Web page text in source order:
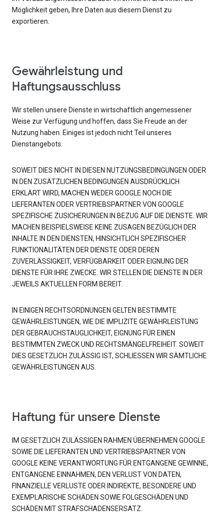
Möglichkeit geben, Ihre Daten aus diesem Dienst zu
exportieren.
Gewährleistung und
Haftungsausschluss
Wir stellen unsere Dienste in wirtschaftlich angemessener
Weise zur Verfügung und hoffen, dass Sie Freude an der
Nutzung haben. Einiges ist jedoch nicht Teil unseres
Dienstangebots.
SOWEIT DIES NICHT IN DIESEN NUTZUNGSBEDINGUNGEN ODER
IN DEN ZUSÄTZLICHEN BEDINGUNGEN AUSDRÜCKLICH
ERKLÄRT WIRD, MACHEN WEDER GOOGLE NOCH DIE
LIEFERANTEN ODER VERTRIEBSPARTNER VON GOOGLE
SPEZIFISCHE ZUSICHERUNGEN IN BEZUG AUF DIE DIENSTE. WIR
MACHEN BEISPIELSWEISE KEINE ZUSAGEN BEZÜGLICH DER
INHALTE IN DEN DIENSTEN, HINSICHTLICH SPEZIFISCHER
FUNKTIONALITÄTEN DER DIENSTE ODER DEREN
ZUVERLÄSSIGKEIT, VERFÜGBARKEIT ODER EIGNUNG DER
DIENSTE FÜR IHRE ZWECKE. WIR STELLEN DIE DIENSTE IN DER
JEWEILS AKTUELLEN FORM BEREIT.
IN EINIGEN RECHTSORDNUNGEN GELTEN BESTIMMTE
GEWÄHRLEISTUNGEN, WIE DIE IMPLIZITE GEWÄHRLEISTUNG
DER GEBRAUCHSTAUGLICHKEIT, EIGNUNG FÜR EINEN
BESTIMMTEN ZWECK UND RECHTSMÄNGELFREIHEIT. SOWEIT
DIES GESETZLICH ZULÄSSIG IST, SCHLIESSEN WIR SÄMTLICHE
GEWÄHRLEISTUNGEN AUS.
Haftung für unsere Dienste
IM GESETZLICH ZULÄSSIGEN RAHMEN ÜBERNEHMEN GOOGLE
SOWIE DIE LIEFERANTEN UND VERTRIEBSPARTNER VON
GOOGLE KEINE VERANTWORTUNG FÜR ENTGANGENE GEWINNE,
ENTGANGENE EINNAHMEN, DEN VERLUST VON DATEN,
FINANZIELLE VERLUSTE ODER INDIREKTE, BESONDERE UND
EXEMPLARISCHE SCHÄDEN SOWIE FOLGESCHÄDEN UND
SCHÄDEN MIT STRAFSCHADENSERSATZ.